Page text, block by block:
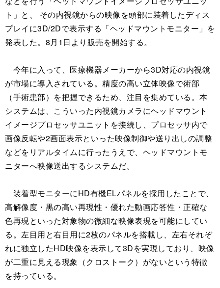
ト」と、 その内視鏡からの映像を頭部に装着したディス
プレイに3D/2Dで表示する「ヘッドマウントモニター」を
発表した。8月1日より販売を開始する。
今年に入って、医療機器メーカーから3D対応の内視鏡
が市場に導入されている。精度の高い立体映像で術部
（手術患部）を把握できるため、注目を集めている。本
システムは、こういった内視鏡カメラにヘッドマウント
イメージプロセッサユニットを接続し、プロセッサ内で
画像反転や2画面表示といった映像制御や送り出しの調整
などをリアルタイムに行ったうえで、ヘッドマウントモ
ニターへ映像送出するシステムだ。
装着型モニターにHD有機ELパネルを採用したことで、
高解像度・黒の高い再現性・優れた動画応答性・正確な
色再現といった対象物の微細な映像表現を可能にしてい
る。左目用と右目用に2枚のパネルを搭載し、左右それぞ
れに独立したHD映像を表示して3Dを実現しており、映像
が二重に見える現象（クロストーク）がないという特徴
を持っている。